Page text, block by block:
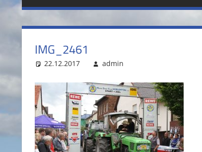
IMG_2461
22.12.2017 admin